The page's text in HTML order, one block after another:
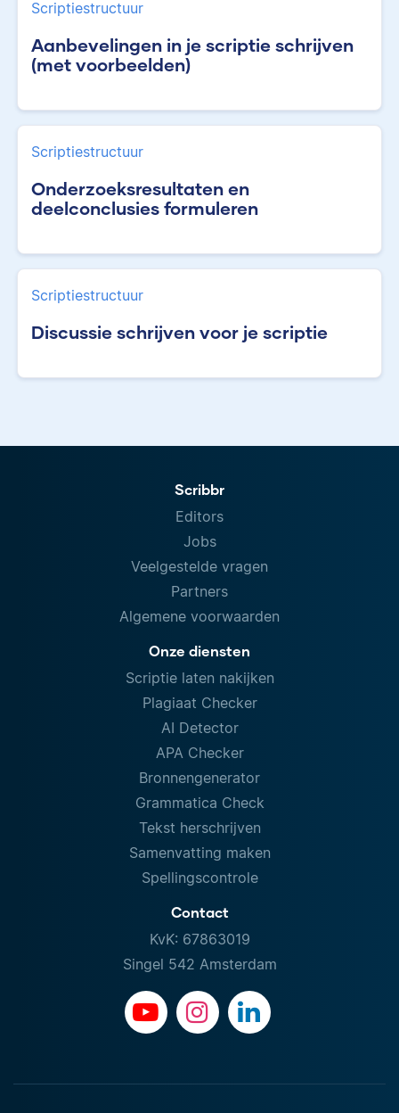
Scriptiestructuur
Aanbevelingen in je scriptie schrijven
(met voorbeelden)
Scriptiestructuur
Onderzoeksresultaten en
deelconclusies formuleren
Scriptiestructuur
Discussie schrijven voor je scriptie
Scribbr
Editors
Jobs
Veelgestelde vragen
Partners
Algemene voorwaarden
Onze diensten
Scriptie laten nakijken
Plagiaat Checker
AI Detector
APA Checker
Bronnengenerator
Grammatica Check
Tekst herschrijven
Samenvatting maken
Spellingscontrole
Contact
KvK: 67863019
Singel 542 Amsterdam